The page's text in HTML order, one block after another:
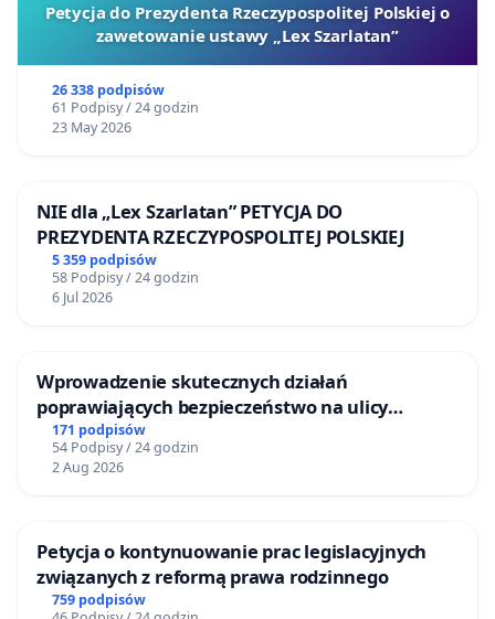
Petycja do Prezydenta Rzeczypospolitej Polskiej o
zawetowanie ustawy „Lex Szarlatan”
26 338 podpisów
61 Podpisy / 24 godzin
23 May 2026
NIE dla „Lex Szarlatan” PETYCJA DO
PREZYDENTA RZECZYPOSPOLITEJ POLSKIEJ
5 359 podpisów
58 Podpisy / 24 godzin
6 Jul 2026
Wprowadzenie skutecznych działań
poprawiających bezpieczeństwo na ulicy
Żeromskiego w Otwocku
171 podpisów
54 Podpisy / 24 godzin
2 Aug 2026
Petycja o kontynuowanie prac legislacyjnych
związanych z reformą prawa rodzinnego
759 podpisów